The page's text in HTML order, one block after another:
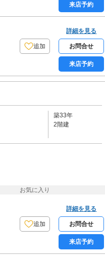
来店予約
追加
詳細を見る
お問合せ
来店予約
築33年
2階建
お気に入り
追加
詳細を見る
お問合せ
来店予約